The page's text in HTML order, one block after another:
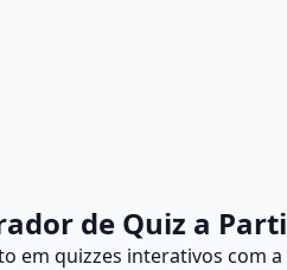
de Quiz a
em quizzes interativos com